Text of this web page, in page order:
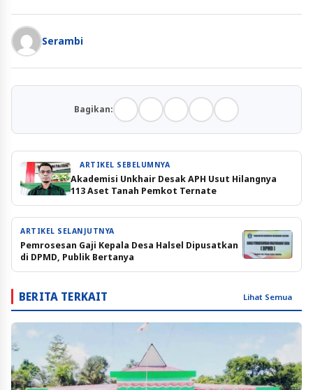
Serambi
Bagikan:
ARTIKEL SEBELUMNYA
Akademisi Unkhair Desak APH Usut Hilangnya
113 Aset Tanah Pemkot Ternate
ARTIKEL SELANJUTNYA
Pemrosesan Gaji Kepala Desa Halsel Dipusatkan
di DPMD, Publik Bertanya
BERITA TERKAIT Lihat Semua